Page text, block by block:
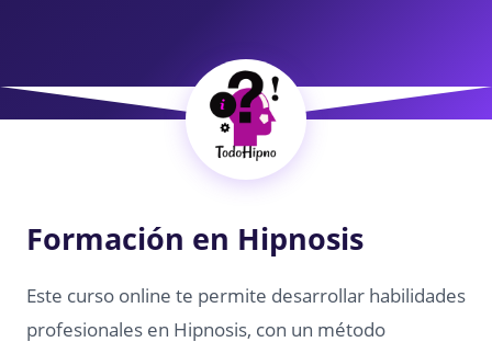
Formación en Hipnosis
Este curso online te permite desarrollar habilidades
profesionales en Hipnosis, con un método